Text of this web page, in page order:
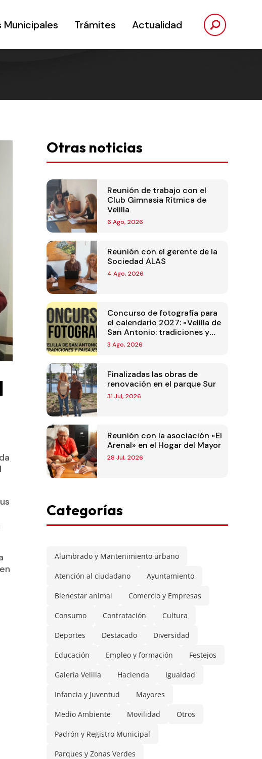
Municipales Trámites Actualidad
Otras noticias
Reunión de trabajo con el
Club Gimnasia Rítmica de
Velilla
6 Ago, 2026
Reunión con el gerente de la
Sociedad ALAS
4 Ago, 2026
Concurso de fotografía para
el calendario 2027: «Velilla de
San Antonio: tradiciones y
paisajes»
3 Ago, 2026
Finalizadas las obras de
renovación en el parque Sur
31 Jul, 2026
Reunión con la asociación «El
Arenal» en el Hogar del Mayor
28 Jul, 2026
Categorías
Alumbrado y Mantenimiento urbano
Atención al ciudadano Ayuntamiento
Bienestar animal Comercio y Empresas
Consumo Contratación Cultura
Deportes Destacado Diversidad
Educación Empleo y formación Festejos
Galería Velilla Hacienda Igualdad
Infancia y Juventud Mayores
Medio Ambiente Movilidad Otros
Padrón y Registro Municipal
Parques y Zonas Verdes